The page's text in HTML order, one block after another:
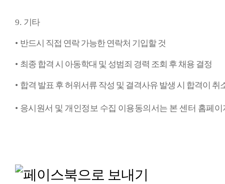
9. 기타
• 반드시 직접 연락 가능한 연락처 기입할 것
• 최종 합격 시 아동학대 및 성범죄 경력 조회 후 채용 결정
• 합격 발표 후 허위서류 작성 및 결격사유 발생 시 합격이 취
• 응시원서 및 개인정보 수집 이용동의서는 본 센터 홈페